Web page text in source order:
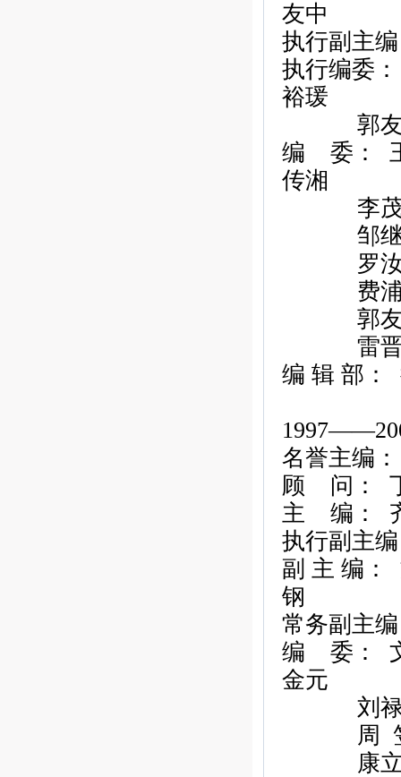
友中
执行副主
执行编委：
裕瑗
郭
编
委：
传湘
李
邹
罗
费
郭
雷
编 辑 部：
名誉主编：
顾
问：
主
编：
执行副主
副 主 编：
钢
常务副主
编
委：
金元
刘
周
康